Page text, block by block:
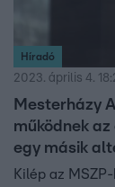
Híradó
2023. április 4.
Mesterházy
működnek
egy másik
Kilép az